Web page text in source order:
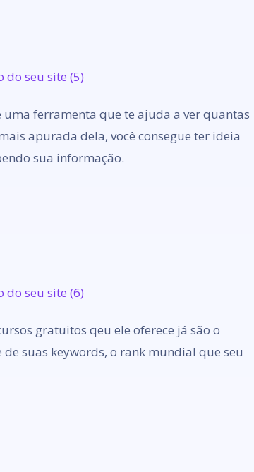
uma ferramenta que te ajuda a ver quantas
apurada dela, você consegue ter ideia
sua informação.
gratuitos qeu ele oferece já são o
suas keywords, o rank mundial que seu